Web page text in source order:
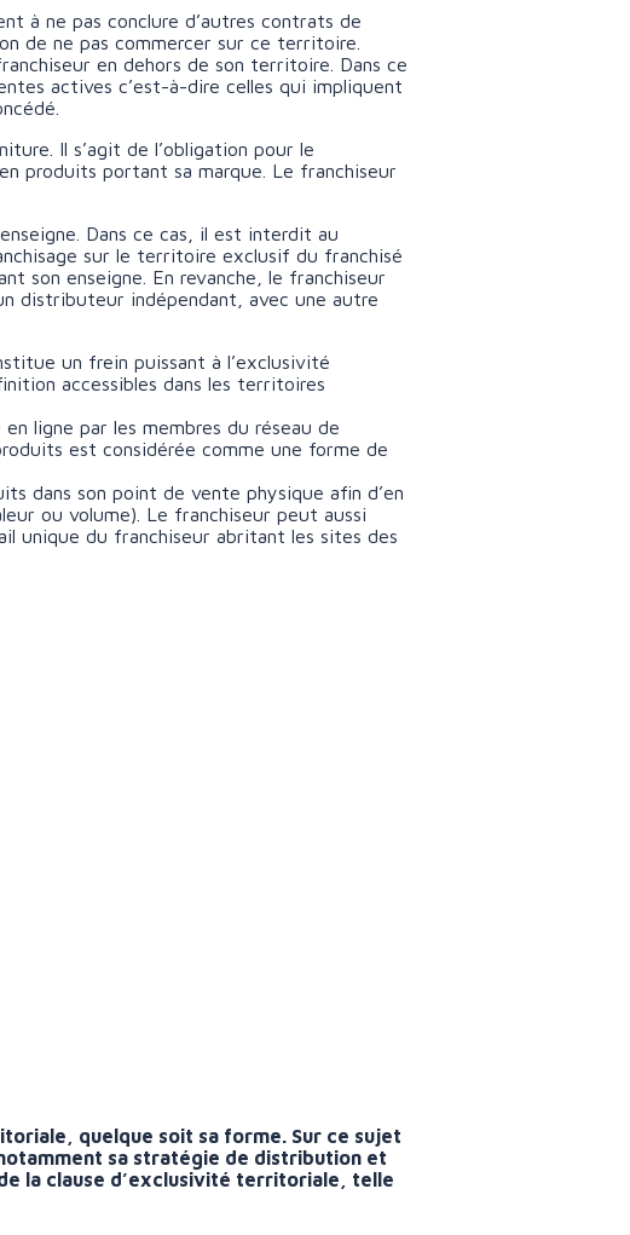
à ne pas conclure d’autres contrats de
de ne pas commercer sur ce territoire.
en dehors de son territoire. Dans ce
actives c’est-à-dire celles qui impliquent
Il s’agit de l’obligation pour le
produits portant sa marque. Le franchiseur
Dans ce cas, il est interdit au
sur le territoire exclusif du franchisé
son enseigne. En revanche, le franchiseur
distributeur indépendant, avec une autre
un frein puissant à l’exclusivité
accessibles dans les territoires
ligne par les membres du réseau de
est considérée comme une forme de
dans son point de vente physique afin d’en
ou volume). Le franchiseur peut aussi
unique du franchiseur abritant les sites des
quelque soit sa forme. Sur ce sujet
sa stratégie de distribution et
la clause d’exclusivité territoriale, telle